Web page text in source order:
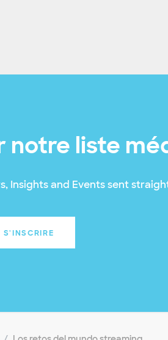
notre liste
Insights and Events sent
S'INSCRIRE